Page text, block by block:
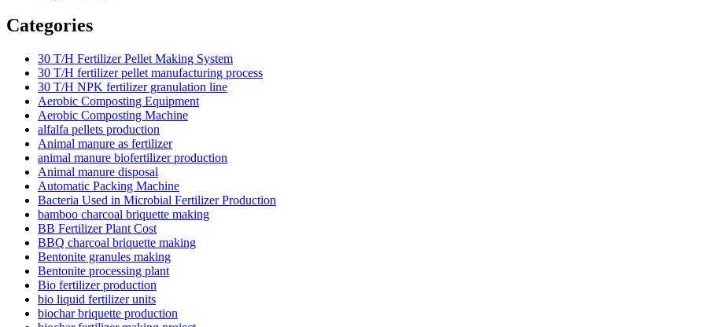
Categories
30 T/H Fertilizer Pellet Making System
30 T/H fertilizer pellet manufacturing process
30 T/H NPK fertilizer granulation line
Aerobic Composting Equipment
Aerobic Composting Machine
alfalfa pellets production
Animal manure as fertilizer
animal manure biofertilizer production
Animal manure disposal
Automatic Packing Machine
Bacteria Used in Microbial Fertilizer Production
bamboo charcoal briquette making
BB Fertilizer Plant Cost
BBQ charcoal briquette making
Bentonite granules making
Bentonite processing plant
Bio fertilizer production
bio liquid fertilizer units
biochar briquette production